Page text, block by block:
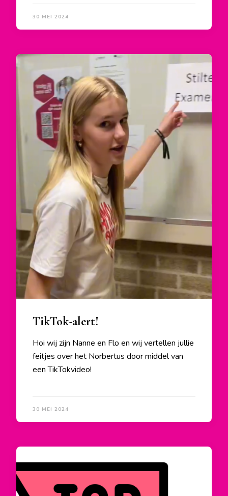
30 MEI 2024
TikTok-alert!
Hoi wij zijn Nanne en Flo en wij vertellen jullie
feitjes over het Norbertus door middel van
een TikTokvideo!
30 MEI 2024